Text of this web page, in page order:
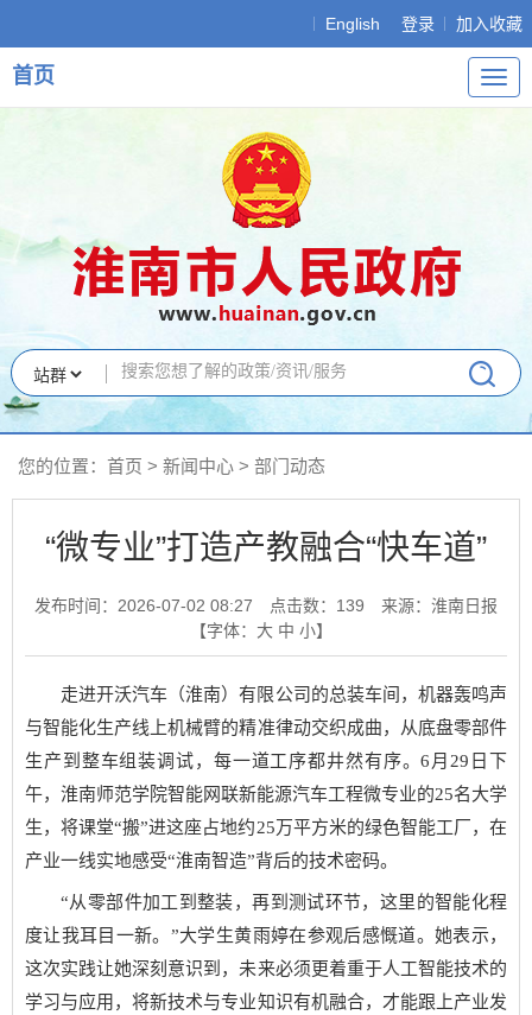
English 登录 加入收藏
导
航
首页
您的位置： 首页 > 新闻中心 > 部门动态
“微专业”打造产教融合“快车道”
发布时间：2026-07-02 08:27 点击数： 139
来源：淮南日报
【字体： 大 中 小】
走进开沃汽车（淮南）有限公司的总装车间，机器轰鸣声
与智能化生产线上机械臂的精准律动交织成曲，从底盘零部件
生产到整车组装调试，每一道工序都井然有序。6月29日下
午，淮南师范学院智能网联新能源汽车工程微专业的25名大学
生，将课堂“搬”进这座占地约25万平方米的绿色智能工厂，在
产业一线实地感受“淮南智造”背后的技术密码。
“从零部件加工到整装，再到测试环节，这里的智能化程
度让我耳目一新。”大学生黄雨婷在参观后感慨道。她表示，
这次实践让她深刻意识到，未来必须更着重于人工智能技术的
学习与应用，将新技术与专业知识有机融合，才能跟上产业发